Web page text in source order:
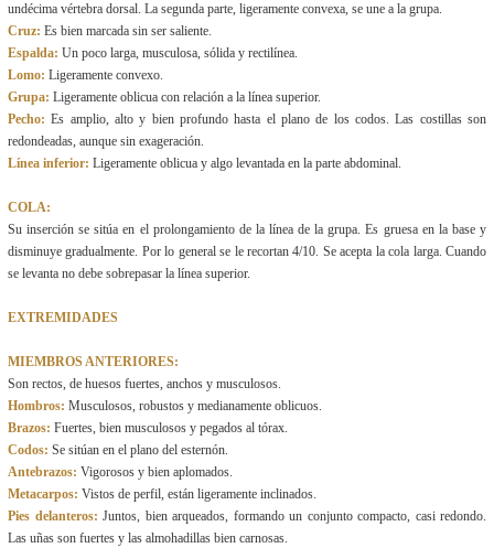
undécima vértebra dorsal. La segunda parte, ligeramente convexa, se une a la grupa.
Cruz: Es bien marcada sin ser saliente.
Espalda: Un poco larga, musculosa, sólida y rectilínea.
Lomo: Ligeramente convexo.
Grupa: Ligeramente oblicua con relación a la línea superior.
Pecho: Es amplio, alto y bien profundo hasta el plano de los codos. Las costillas son
redondeadas, aunque sin exageración.
Línea inferior: Ligeramente oblicua y algo levantada en la parte abdominal.
COLA:
Su inserción se sitúa en el prolongamiento de la línea de la grupa. Es gruesa en la base y
disminuye gradualmente. Por lo general se le recortan 4/10. Se acepta la cola larga. Cuando
se levanta no debe sobrepasar la línea superior.
EXTREMIDADES
MIEMBROS ANTERIORES:
Son rectos, de huesos fuertes, anchos y musculosos.
Hombros: Musculosos, robustos y medianamente oblicuos.
Brazos: Fuertes, bien musculosos y pegados al tórax.
Codos: Se sitúan en el plano del esternón.
Antebrazos: Vigorosos y bien aplomados.
Metacarpos: Vistos de perfil, están ligeramente inclinados.
Pies delanteros: Juntos, bien arqueados, formando un conjunto compacto, casi redondo.
Las uñas son fuertes y las almohadillas bien carnosas.